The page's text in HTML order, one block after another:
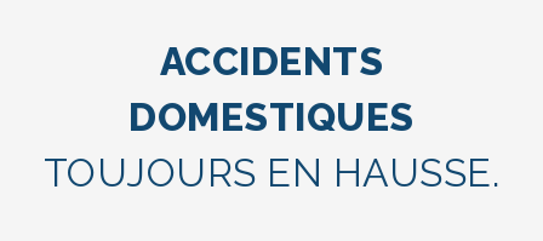
ACCIDENTS
DOMESTIQUES
TOUJOURS EN HAUSSE.